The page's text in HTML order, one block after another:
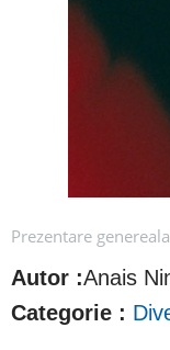
Prezentare
Autor :Anais
Categorie :